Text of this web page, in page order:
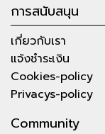
การสนับสนุน
เกี่ยวกับเรา
แจ้งชำระเงิน
Cookies-policy
Privacys-policy
Community